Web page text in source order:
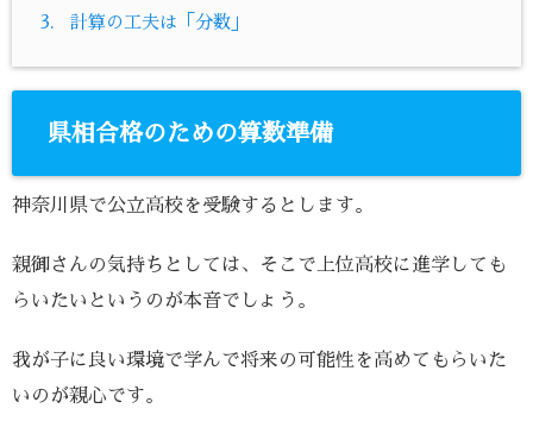
3. 計算の工夫は「分数」
県相合格のための算数準備
神奈川県で公立高校を受験するとします。
親御さんの気持ちとしては、そこで上位高校に進学しても
らいたいというのが本音でしょう。
我が子に良い環境で学んで将来の可能性を高めてもらいた
いのが親心です。